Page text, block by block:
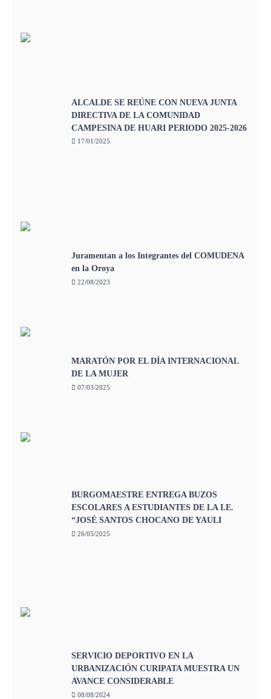
ALCALDE SE REÚNE CON NUEVA JUNTA
DIRECTIVA DE LA COMUNIDAD
CAMPESINA DE HUARI PERIODO 2025-2026
17/01/2025
Juramentan a los Integrantes del COMUDENA
en la Oroya
22/08/2023
MARATÓN POR EL DÍA INTERNACIONAL
DE LA MUJER
07/03/2025
BURGOMAESTRE ENTREGA BUZOS
ESCOLARES A ESTUDIANTES DE LA I.E.
“JOSÉ SANTOS CHOCANO DE YAULI
26/05/2025
SERVICIO DEPORTIVO EN LA
URBANIZACIÓN CURIPATA MUESTRA UN
AVANCE CONSIDERABLE
08/08/2024